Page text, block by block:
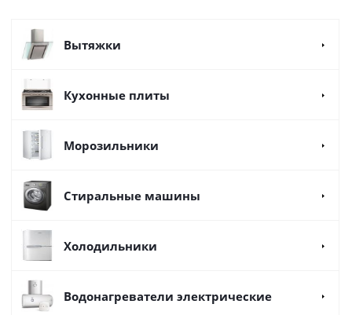
Вытяжки
Кухонные плиты
Морозильники
Стиральные машины
Холодильники
Водонагреватели электрические